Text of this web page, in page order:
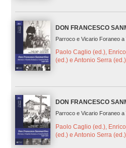
DON FRANCESCO
Parroco e Vicario Foraneo
Paolo Caglio (ed.),
(ed.) e Antonio Serra (ed.)
DON FRANCESCO
Parroco e Vicario Foraneo a
Paolo Caglio (ed.),
(ed.) e Antonio Serra (ed.)